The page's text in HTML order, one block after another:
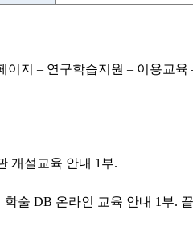
이지 – 연구학습지원 – 이용교육
개설교육 안내 1 부.
학술 DB 온라인 교육 안내 1 부. 끝